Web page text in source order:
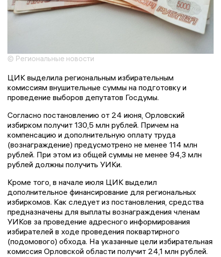
© Региональные новости
ЦИК выделила региональным избирательным
комиссиям внушительные суммы на подготовку и
проведение выборов депутатов Госдумы.
Согласно постановлению от 24 июня, Орловский
избирком получит 130,5 млн рублей. Причем на
компенсацию и дополнительную оплату труда
(вознаграждение) предусмотрено не менее 114 млн
рублей. При этом из общей суммы не менее 94,3 млн
рублей должны получить УИКи.
Кроме того, в начале июля ЦИК выделил
дополнительное финансирование для региональных
избиркомов. Как следует из постановления, средства
предназначены для выплаты вознаграждения членам
УИКов за проведение адресного информирования
избирателей в ходе проведения поквартирного
(подомового) обхода. На указанные цели избирательная
комиссия Орловской области получит 24,1 млн рублей.